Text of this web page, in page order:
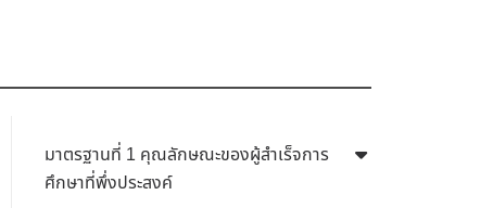
มาตรฐานที่ 1 คุณลักษณะของผู้สำเร็จการ
ศึกษาที่พึ่งประสงค์